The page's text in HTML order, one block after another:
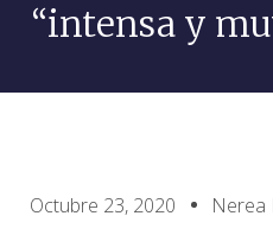
“intensa y
Octubre 23, 2020 Nerea